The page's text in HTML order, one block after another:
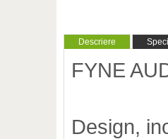
Descriere
FYNE
Design,